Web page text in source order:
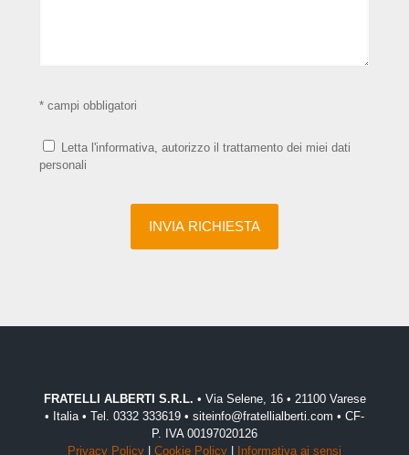
* campi obbligatori
Letta l'informativa, autorizzo il trattamento dei miei dati
personali
FRATELLI ALBERTI S.R.L. • Via Selene, 16 • 21100 Varese
• Italia • Tel. 0332 333619 • siteinfo@fratellialberti.com • CF-
P. IVA 00197020126
Privacy Policy
Cookie Policy Informativa ai sensi